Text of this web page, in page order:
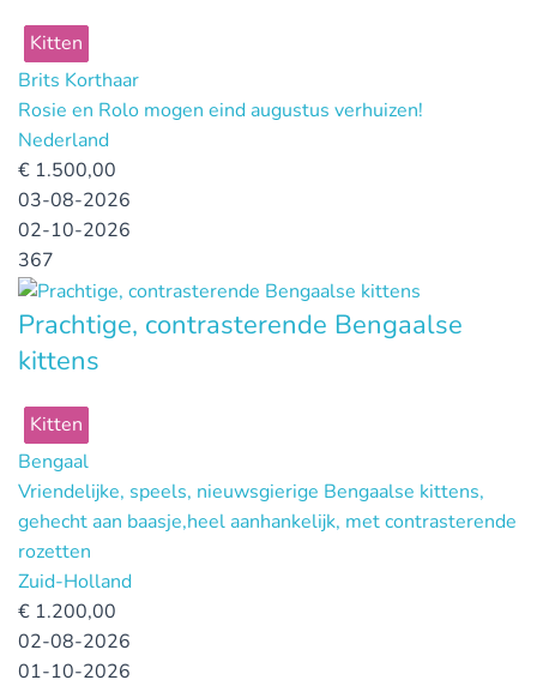
Kitten
Brits Korthaar
Rosie en Rolo mogen eind augustus verhuizen!
Nederland
€ 1.500,00
03-08-2026
02-10-2026
367
Prachtige, contrasterende Bengaalse
kittens
Kitten
Bengaal
Vriendelijke, speels, nieuwsgierige Bengaalse kittens,
gehecht aan baasje,heel aanhankelijk, met contrasterende
rozetten
Zuid-Holland
€ 1.200,00
02-08-2026
01-10-2026